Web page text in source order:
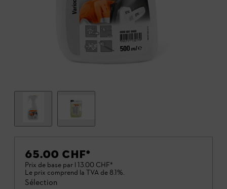
65.00 CHF*
Prix de base par l 13.00 CHF*
Le prix comprend la TVA de 8.1%.
Sélection